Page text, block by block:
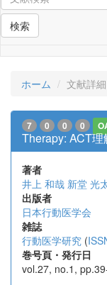
検索
ホーム 文献詳細
7 0 0 0
Therapy: ACT
著者
井上 和哉 新堂 光
出版者
日本行動医学会
雑誌
行動医学研究 (
巻号頁・発行日
vol.27, no.1,